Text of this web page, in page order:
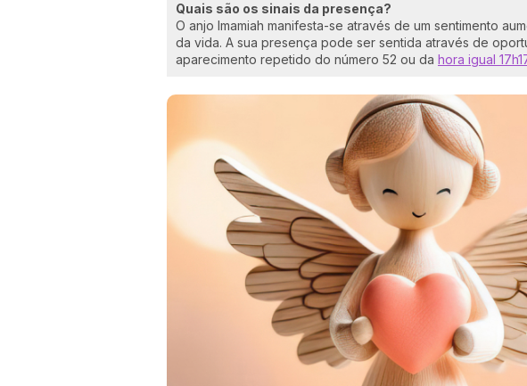
Quais são os sinais da presença?
O anjo Imamiah manifesta-se através de um sentimento
da vida. A sua presença pode ser sentida através de
aparecimento repetido do número 52 ou da hora igual